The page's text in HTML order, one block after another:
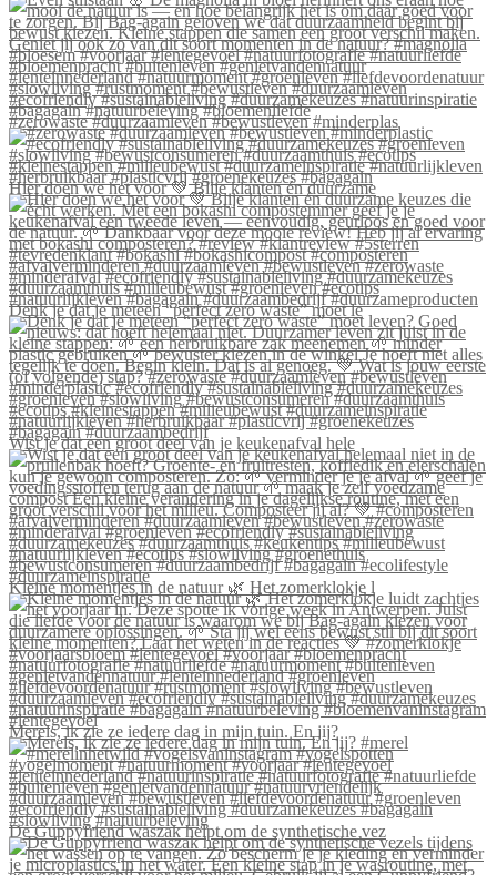
#zerowaste #duurzaamleven #bewustleven #minderplas
Hier doen we het voor 💚 Blije klanten én duurzame
Denk je dat je meteen “perfect zero waste” moet le
Wist je dat een groot deel van je keukenafval hele
Kleine momentjes in de natuur 🌿 Het zomerklokje l
Merels, ik zie ze iedere dag in mijn tuin. En jij?
De Guppyfriend waszak helpt om de synthetische vez